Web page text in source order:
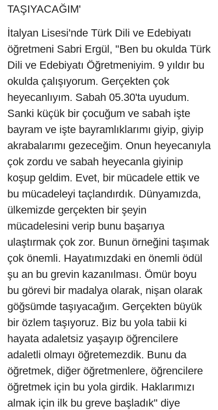
TAŞIYACAĞIM'
İtalyan Lisesi'nde Türk Dili ve Edebiyatı
öğretmeni Sabri Ergül, "Ben bu okulda Türk
Dili ve Edebiyatı Öğretmeniyim. 9 yıldır bu
okulda çalışıyorum. Gerçekten çok
heyecanlıyım. Sabah 05.30'ta uyudum.
Sanki küçük bir çocuğum ve sabah işte
bayram ve işte bayramlıklarımı giyip, giyip
akrabalarımı gezeceğim. Onun heyecanıyla
çok zordu ve sabah heyecanla giyinip
koşup geldim. Evet, bir mücadele ettik ve
bu mücadeleyi taçlandırdık. Dünyamızda,
ülkemizde gerçekten bir şeyin
mücadelesini verip bunu başarıya
ulaştırmak çok zor. Bunun örneğini taşımak
çok önemli. Hayatımızdaki en önemli ödül
şu an bu grevin kazanılması. Ömür boyu
bu görevi bir madalya olarak, nişan olarak
göğsümde taşıyacağım. Gerçekten büyük
bir özlem taşıyoruz. Biz bu yola tabii ki
hayata adaletsiz yaşayıp öğrencilere
adaletli olmayı öğretemezdik. Bunu da
öğretmek, diğer öğretmenlere, öğrencilere
öğretmek için bu yola girdik. Haklarımızı
almak için ilk bu greve başladık" diye